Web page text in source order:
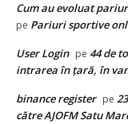
Cum au evoluat
pe Pariuri sportive
User Login pe 44 de
intrarea în ţară, în
binance register pe
către AJOFM Satu